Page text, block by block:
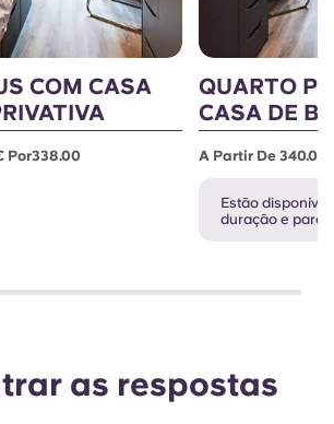
COM CASA
Por338.00
QUARTO
CASA DE
A Partir De 340.00
Estão
duração e para
as respostas